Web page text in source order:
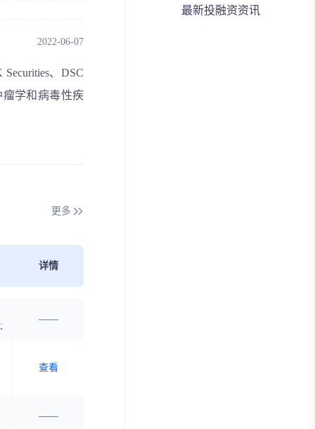
的治疗领域占据
2022-06-07
、DSC
瘤学和病毒性疾
更多
详情
;
——
查看
——
最新投融资资讯